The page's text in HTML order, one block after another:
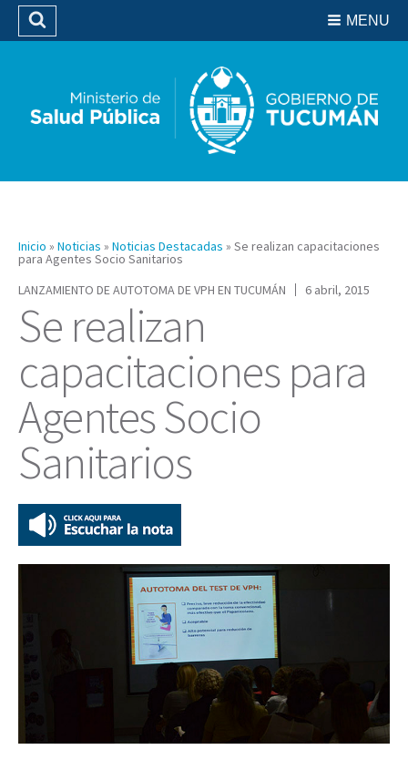
Biblioteca
MENU
Buscar
Inicio » Noticias » Noticias Destacadas » Se realizan capacitaciones
para Agentes Socio Sanitarios
LANZAMIENTO DE AUTOTOMA DE VPH EN TUCUMÁN
6 abril, 2015
Se realizan
capacitaciones para
Agentes Socio
Sanitarios